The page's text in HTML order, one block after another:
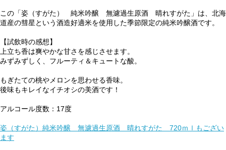
この「姿（すがた） 純米吟醸 無濾過生原酒 晴れすがた」は、北海
道産の彗星という酒造好適米を使用した季節限定の純米吟醸酒です。
【試飲時の感想】
上立ち香は爽やかな甘さを感じさせます。
みずみずしく、フルーティ＆キュートな酸。
もぎたての桃やメロンを思わせる香味。
後味もキレイなイチオシの美酒です！
アルコール度数：17度
姿（すがた）純米吟醸 無濾過生原酒 晴れすがた 720ｍｌもござい
ます